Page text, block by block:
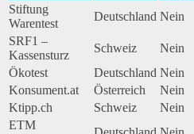
Stiftung
Warentest
Deutschland Nein
SRF1 –
Kassensturz
Schweiz Nein
Ökotest
Deutschland Nein
Konsument.at
Österreich Nein
Ktipp.ch
Schweiz Nein
ETM